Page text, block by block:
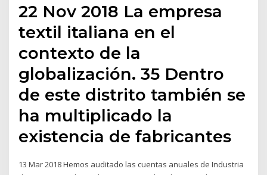
22 Nov 2018 La empresa
textil italiana en el
contexto de la
globalización. 35 Dentro
de este distrito también se
ha multiplicado la
existencia de fabricantes
13 Mar 2018 Hemos auditado las cuentas anuales de Industria